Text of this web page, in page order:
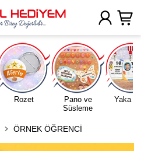
Rozet
Pano ve
Süsleme
Yaka
ÖRNEK ÖĞRENCİ
Uygulamada Aç